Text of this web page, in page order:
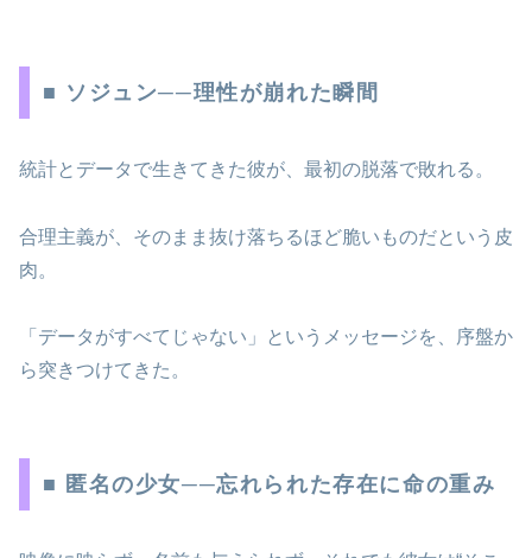
■ ソジュン──理性が崩れた瞬間
統計とデータで生きてきた彼が、最初の脱落で敗れる。
合理主義が、そのまま抜け落ちるほど脆いものだという皮
肉。
「データがすべてじゃない」というメッセージを、序盤か
ら突きつけてきた。
■ 匿名の少女──忘れられた存在に命の重み